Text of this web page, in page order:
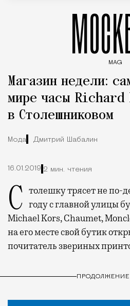
MAG
Магазин недели:
мире часы
в Столешниковом
Мода Дмитрий Шабалин
16.01.2019 2 мин. чтения
Столешку трясет не по-детски. В прошлом году с главной улицы
Michael Kors, Chaumet,
на его месте свой бутик
почитатель звериных